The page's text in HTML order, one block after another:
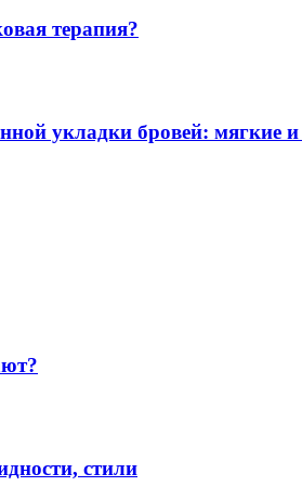
терапия?
укладки бровей: мягкие
стили